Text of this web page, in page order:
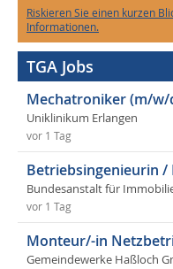
Riskieren Sie einen kurzen
Informationen.
TGA Jobs
Mechatroniker (m/w/
Uniklinikum Erlangen
vor 1 Tag
Betriebsingenieurin
Bundesanstalt für
vor 1 Tag
Monteur/-in
Gemeindewerke Haßloch